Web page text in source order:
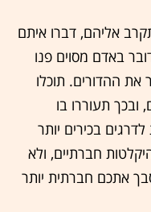
אליהם, דברו איתם
באדם מסוים פנו
את ההדורים. תוכלו
תעוררו בו
בכירים יותר
חברתיים, ולא
אתכם חברתית יותר